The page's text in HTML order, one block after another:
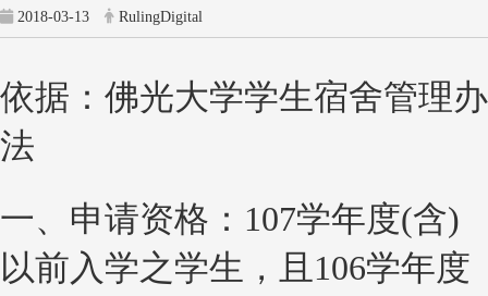
2018-03-13 RulingDigital
依据：佛光大学学生宿舍管理办
法
一、申请资格：107学年度(含)
以前入学之学生，且106学年度